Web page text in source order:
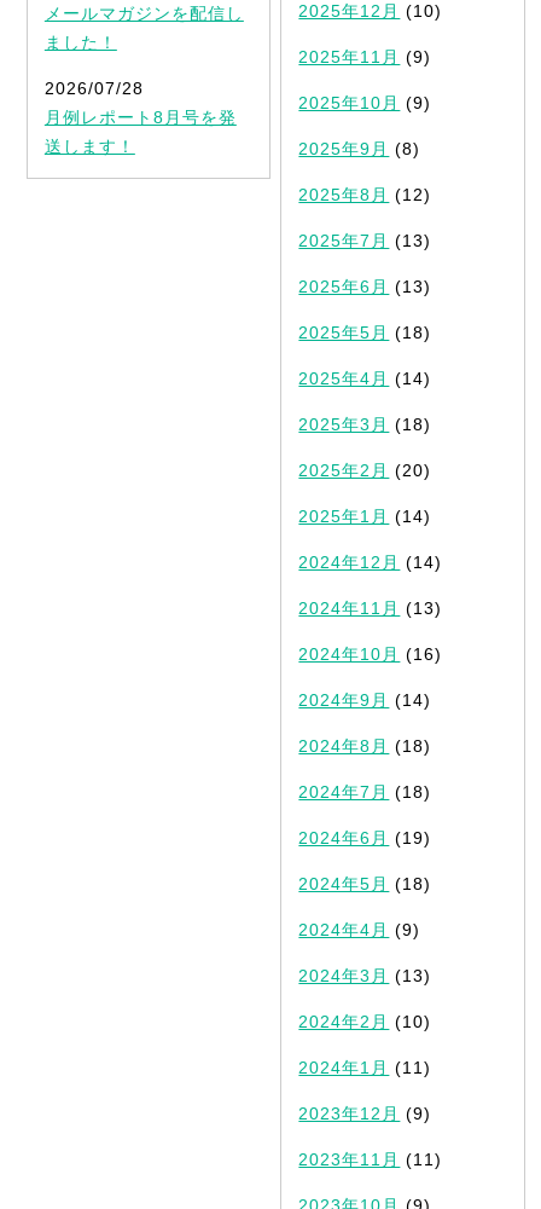
メールマガジンを配信し
ました！
2026/07/28
月例レポート8月号を発
送します！
2025年12月 (10)
2025年11月 (9)
2025年10月 (9)
2025年9月 (8)
2025年8月 (12)
2025年7月 (13)
2025年6月 (13)
2025年5月 (18)
2025年4月 (14)
2025年3月 (18)
2025年2月 (20)
2025年1月 (14)
2024年12月 (14)
2024年11月 (13)
2024年10月 (16)
2024年9月 (14)
2024年8月 (18)
2024年7月 (18)
2024年6月 (19)
2024年5月 (18)
2024年4月 (9)
2024年3月 (13)
2024年2月 (10)
2024年1月 (11)
2023年12月 (9)
2023年11月 (11)